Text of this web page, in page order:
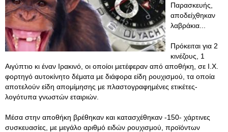
Παρασκευής,
αποδείχθηκαν
λαβράκια...
Πρόκειται για 2
κινέζους, 1
Αιγύπτιο κι έναν Ιρακινό, οι οποίοι μετέφεραν από αποθήκη, σε Ι.Χ.
φορτηγό αυτοκίνητο δέματα με διάφορα είδη ρουχισμού, τα οποία
αποτελούν είδη απομίμησης με πλαστογραφημένες ετικέτες-
λογότυπα γνωστών εταιριών.
Μέσα στην αποθήκη βρέθηκαν και κατασχέθηκαν -150- χάρτινες
συσκευασίες, με μεγάλο αριθμό ειδών ρουχισμού, προϊόντων